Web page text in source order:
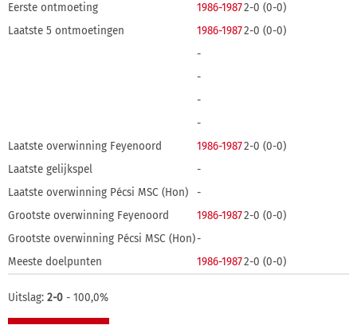
Eerste ontmoeting
1986-19872-0 (0-0)
Laatste 5 ontmoetingen
1986-19872-0 (0-0)
-
-
-
-
Laatste overwinning Feyenoord
1986-19872-0 (0-0)
Laatste gelijkspel
-
Laatste overwinning Pécsi MSC (Hon)
-
Grootste overwinning Feyenoord
1986-19872-0 (0-0)
Grootste overwinning Pécsi MSC (Hon)-
Meeste doelpunten
1986-19872-0 (0-0)
Uitslag: 2-0 - 100,0%